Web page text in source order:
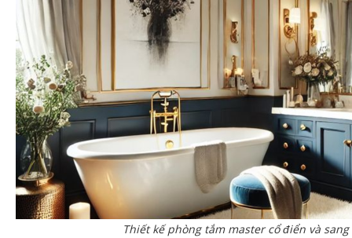
Thiết kế phòng tắm master cổ điển và